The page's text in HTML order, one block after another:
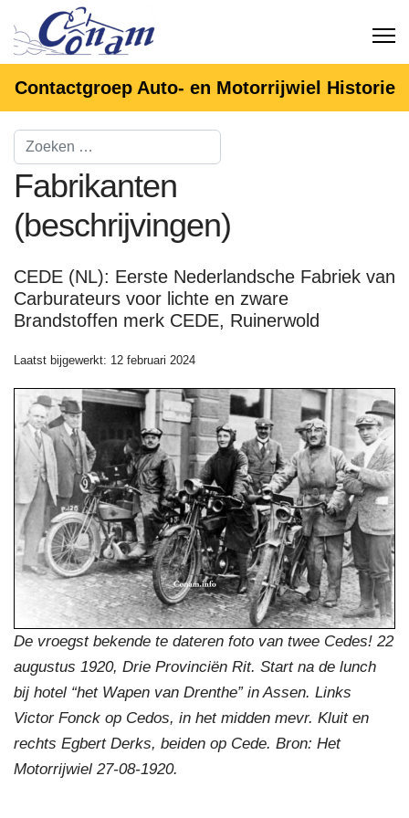
Contactgroep Auto- en Motorrijwiel Historie
Fabrikanten
(beschrijvingen)
CEDE (NL): Eerste Nederlandsche Fabriek van
Carburateurs voor lichte en zware
Brandstoffen merk CEDE, Ruinerwold
Laatst bijgewerkt: 12 februari 2024
De vroegst bekende te dateren foto van twee Cedes! 22
augustus 1920, Drie Provinciën Rit. Start na de lunch
bij hotel “het Wapen van Drenthe” in Assen. Links
Victor Fonck op Cedos, in het midden mevr. Kluit en
rechts Egbert Derks, beiden op Cede. Bron: Het
Motorrijwiel 27-08-1920.